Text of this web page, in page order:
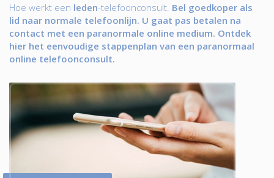
Hoe werkt een leden-telefoonconsult. Bel goedkoper als
lid naar normale telefoonlijn. U gaat pas betalen na
contact met een paranormale online medium. Ontdek
hier het eenvoudige stappenplan van een paranormaal
online telefoonconsult.